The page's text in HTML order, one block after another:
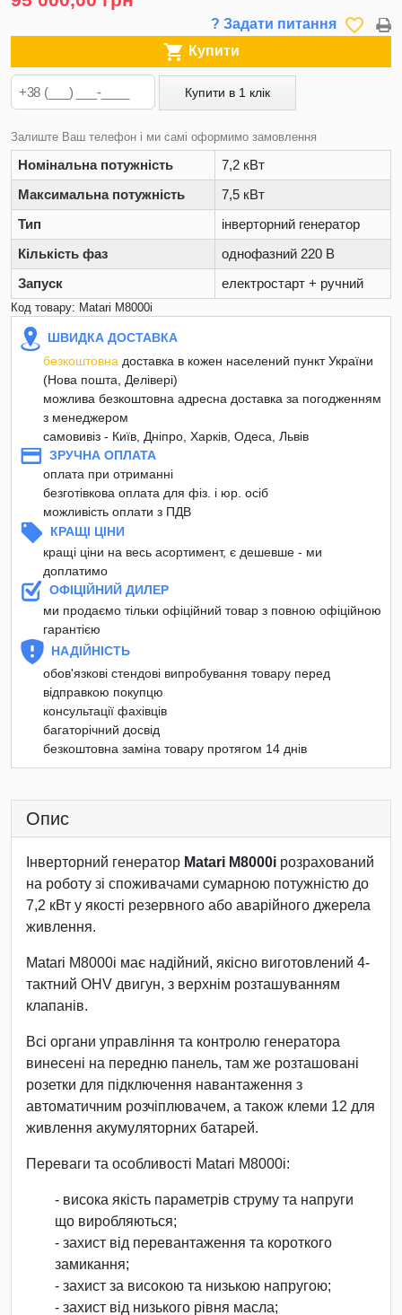
? Задати питання favorite_border
 Купити
Купити в 1 клік
Залиште Ваш телефон і ми самі оформимо замовлення
Номінальна потужність
7,2 кВт
Максимальна потужність
7,5 кВт
Тип
інверторний генератор
Кількість фаз
однофазний 220 В
Запуск
електростарт + ручний
Код товару: Matari M8000i
ШВИДКА ДОСТАВКА
безкоштовна доставка в кожен населений пункт України
(Нова пошта, Делівері)
можлива безкоштовна адресна доставка за погодженням
з менеджером
самовивіз - Київ, Дніпро, Харків, Одеса, Львів
ЗРУЧНА ОПЛАТА
оплата при отриманні
безготівкова оплата для фіз. і юр. осіб
можливість оплати з ПДВ
КРАЩІ ЦІНИ
кращі ціни на весь асортимент, є дешевше - ми
доплатимо
ОФІЦІЙНИЙ ДИЛЕР
ми продаємо тільки офіційний товар з повною офіційною
гарантією
НАДІЙНІСТЬ
обов'язкові стендові випробування товару перед
відправкою покупцю
консультації фахівців
багаторічний досвід
безкоштовна заміна товару протягом 14 днів
Опис
Інверторний генератор Matari M8000i розрахований
на роботу зі споживачами сумарною потужністю до
7,2 кВт у якості резервного або аварійного джерела
живлення.
Matari M8000i має надійний, якісно виготовлений 4-
тактний OHV двигун, з верхнім розташуванням
клапанів.
Всі органи управління та контролю генератора
винесені на передню панель, там же розташовані
розетки для підключення навантаження з
автоматичним розчіплювачем, а також клеми 12 для
живлення акумуляторних батарей.
Переваги та особливості Matari M8000i:
- висока якість параметрів струму та напруги
що виробляються;
- захист від перевантаження та короткого
замикання;
- захист за високою та низькою напругою;
- захист від низького рівня масла;